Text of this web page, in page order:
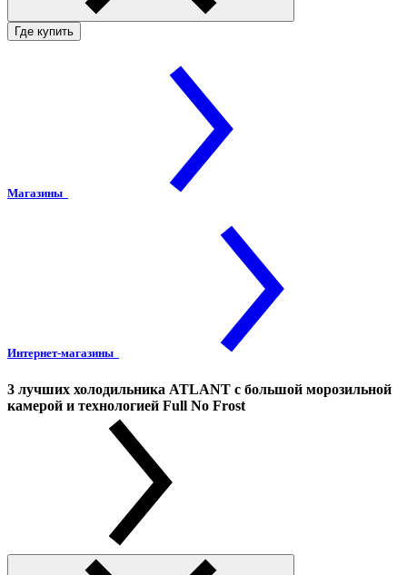
Где купить
Магазины
Интернет-магазины
3 лучших холодильника ATLANT с большой морозильной
камерой и технологией Full No Frost